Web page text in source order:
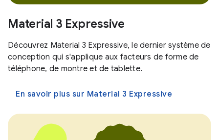
Material 3 Expressive
Découvrez Material 3 Expressive, le dernier système de
conception qui s'applique aux facteurs de forme de
téléphone, de montre et de tablette.
En savoir plus sur Material 3 Expressive